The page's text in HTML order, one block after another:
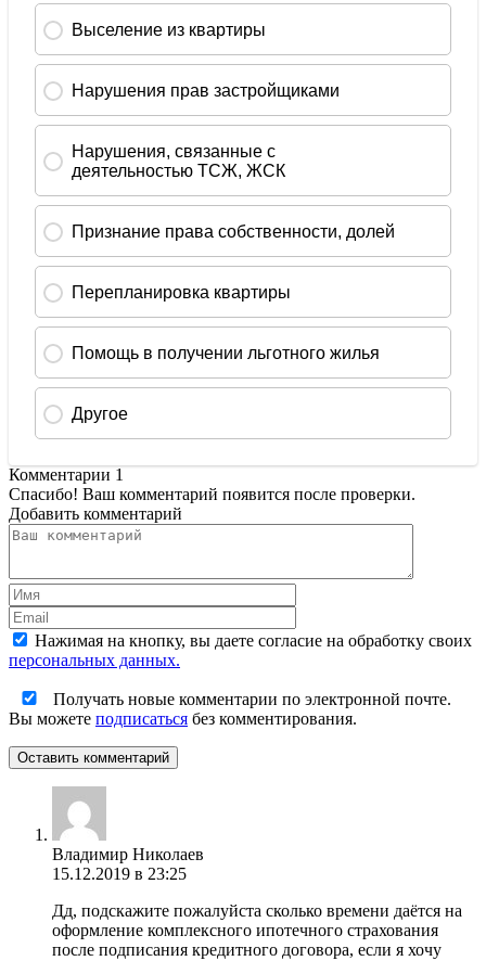
Комментарии 1
Спасибо! Ваш комментарий появится после проверки.
Добавить комментарий
Нажимая на кнопку, вы даете согласие на обработку своих
персональных данных.
Получать новые комментарии по электронной почте.
Вы можете подписаться без комментирования.
Оставить комментарий
Владимир Николаев
15.12.2019 в 23:25
Дд, подскажите пожалуйста сколько времени даётся на
оформление комплексного ипотечного страхования
после подписания кредитного договора, если я хочу